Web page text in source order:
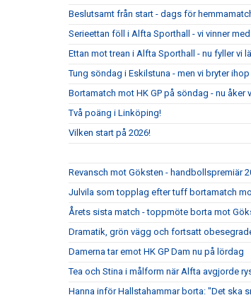
Beslutsamt från start - dags för
Serieettan föll i Alfta Sporthall - vi vinner
Ettan mot trean i Alfta Sporthall - nu fyller vi
Tung söndag i Eskilstuna - men vi bryter
Bortamatch mot HK GP på söndag - nu åker
Två poäng i Linköping!
Vilken start på 2026!
Revansch mot Göksten - handbollspremiär
Julvila som topplag efter tuff bortamatch
Årets sista match - toppmöte borta mot
Dramatik, grön vägg och fortsatt
Damerna tar emot HK GP Dam nu på lördag
Tea och Stina i målform när Alfta avgjorde
Hanna inför Hallstahammar borta: "Det ska